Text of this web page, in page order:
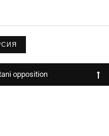
opposition